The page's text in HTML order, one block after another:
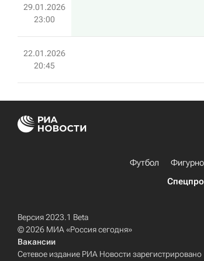
29.01.2026
23:00
22.01.2026
20:45
Футбол
Версия 2023.1 Beta
© 2026 МИА «Россия сегодня»
Вакансии
Сетевое издание РИА Новости зарегистрировано